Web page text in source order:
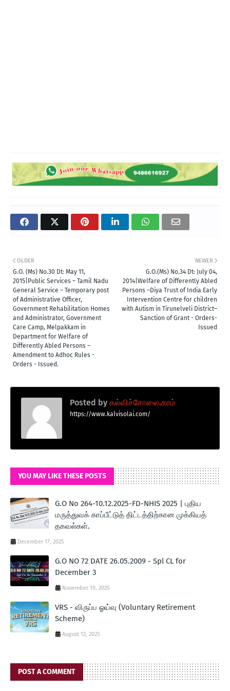
NEWER
G.O.(Ms) No.34 Dt: July 04,
2014|Welfare of Differently Abled
Persons –Diya Trust of India Early
Intervention Centre for children
with Autism in Tirunelveli District–
Sanction of Grant - Orders-
Issued
OLDER
G.O. (Ms) No.30 Dt: May 11,
2015|Public Services – Tamil Nadu
General Service – Temporary post
of Administrative Officer,
Government Rehabilitation Homes
and Administrator, Government
Care Camp, Melpakkam in
Department for Welfare of
Differently Abled Persons –
Amendment to Adhoc Rules -
Orders - Issued.
Posted by கல்விச்சோலை.காம்
https://www.kalvisolai.com/
YOU MAY LIKE THESE POSTS
G.O No 264-10.12.2025-FD-NHIS 2025 | புதிய
மருத்துவக் காப்பீட்டுத் திட்டத்திற்கான முக்கியத்
தகவல்கள்.
December 17, 2025
G.O NO 72 DATE 26.05.2009 - Spl CL for
December 3
November 19, 2025
VRS - விருப்ப ஓய்வு (Voluntary Retirement
Scheme)
August 12, 2025
POST A COMMENT